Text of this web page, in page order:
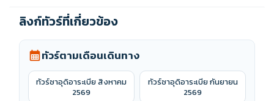
ลิงก์ทัวร์ที่เกี่ยวข้อง
calendar_monthทัวร์ตามเดือนเดินทาง
ทัวร์ซาอุดิอาระเบีย สิงหาคม
2569
ทัวร์ซาอุดิอาระเบีย กันยายน
2569